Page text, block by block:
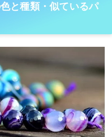
と種類・似ているパ